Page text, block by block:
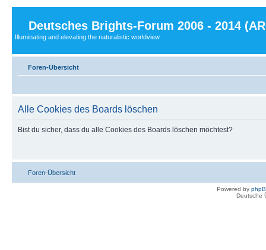
Deutsches Brights-Forum 2006 - 2014
Illuminating and elevating the naturalistic worldview.
Foren-Übersicht
Alle Cookies des Boards löschen
Bist du sicher, dass du alle Cookies des Boards löschen möchtest?
Foren-Übersicht
Powered by
Deutsche